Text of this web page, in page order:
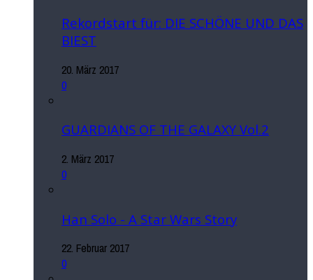
Rekordstart für: DIE SCHÖNE UND DAS
BIEST
20. März 2017
0
GUARDIANS OF THE GALAXY Vol.2
2. März 2017
0
Han Solo - A Star Wars Story
22. Februar 2017
0